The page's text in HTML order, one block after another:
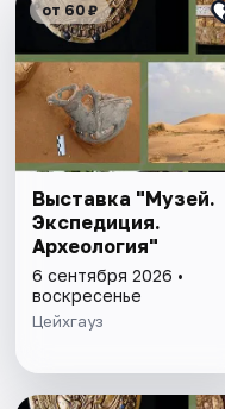
от 60 ₽
Выставка "Музей.
Экспедиция.
Археология"
6 сентября 2026 •
воскресенье
Цейхгауз